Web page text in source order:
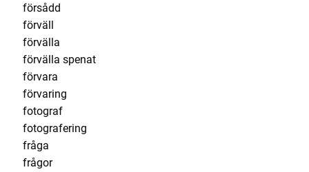
försådd
förväll
förvälla
förvälla spenat
förvara
förvaring
fotograf
fotografering
fråga
frågor